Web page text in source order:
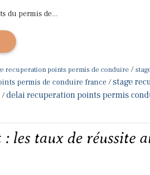
du permis de...
recuperation points permis de conduire /
permis de conduire france /stage
/delai recuperation points permis
: les taux de réussite